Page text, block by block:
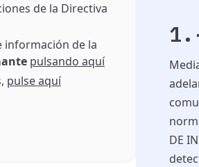
de la Directiva
información de la
pulsando aquí
pulse aquí
DE